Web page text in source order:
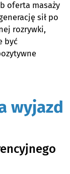
oferta masaży
sił po
rozrywki,
być
wyjazd